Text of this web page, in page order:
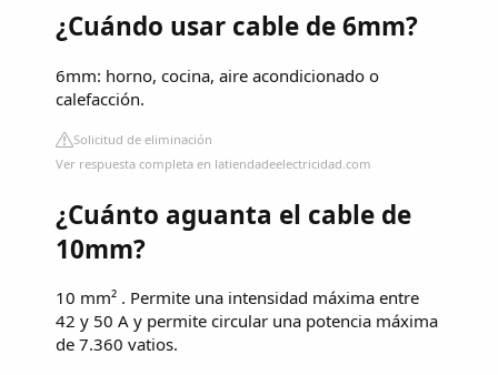
¿Cuándo usar cable de 6mm?
6mm: horno, cocina, aire acondicionado o
calefacción.
Solicitud de eliminación
Ver respuesta completa en latiendadeelectricidad.com
¿Cuánto aguanta el cable de
10mm?
10 mm² . Permite una intensidad máxima entre
42 y 50 A y permite circular una potencia máxima
de 7.360 vatios.